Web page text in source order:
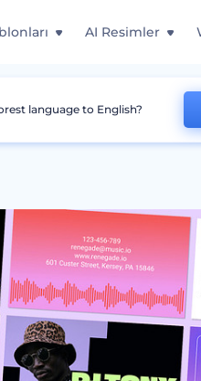
AI Resimler
Dinamik DJ Kartvizitleri
language to English?